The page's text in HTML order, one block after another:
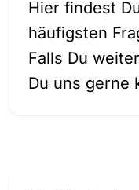
Hier findest
häufigsten
Falls Du
Du uns gerne